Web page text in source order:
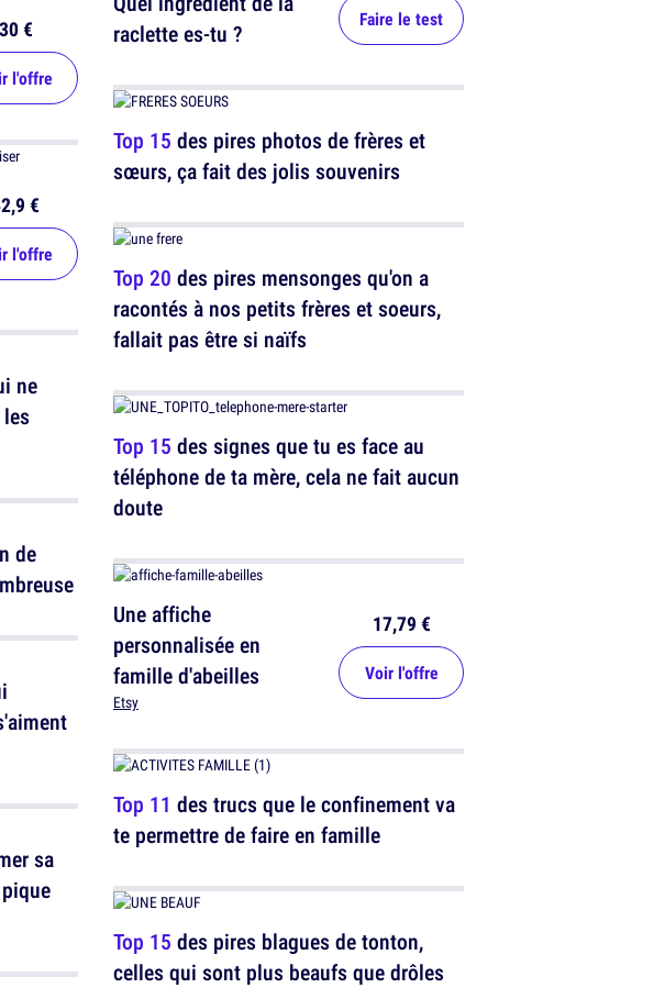
30 €
l'offre
€
l'offre
ne
de
sa
raclette es-tu ?
Faire le test
Top 15 des pires photos de frères et
sœurs, ça fait des jolis souvenirs
Top 20 des pires mensonges qu'on a
racontés à nos petits frères et soeurs,
fallait pas être si naïfs
Top 15 des signes que tu es face au
téléphone de ta mère, cela ne fait aucun
doute
Une affiche
personnalisée en
famille d'abeilles
Etsy
17,79 €
Voir l'offre
Top 11 des trucs que le confinement va
te permettre de faire en famille
Top 15 des pires blagues de tonton,
celles qui sont plus beaufs que drôles